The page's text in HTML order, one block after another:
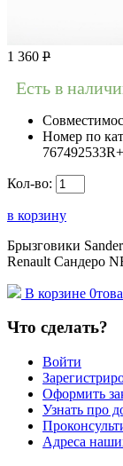
1 360 Р
Есть в
Номер по
Кол-во:
в корзину
Брызговики
Renault Сандеро
В корзине 0
Что сделать?
Войти
Оформить
Узнать про
Адреса